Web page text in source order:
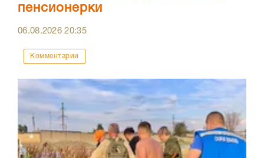
пенсионерки
06.08.202620:35
Комментарии